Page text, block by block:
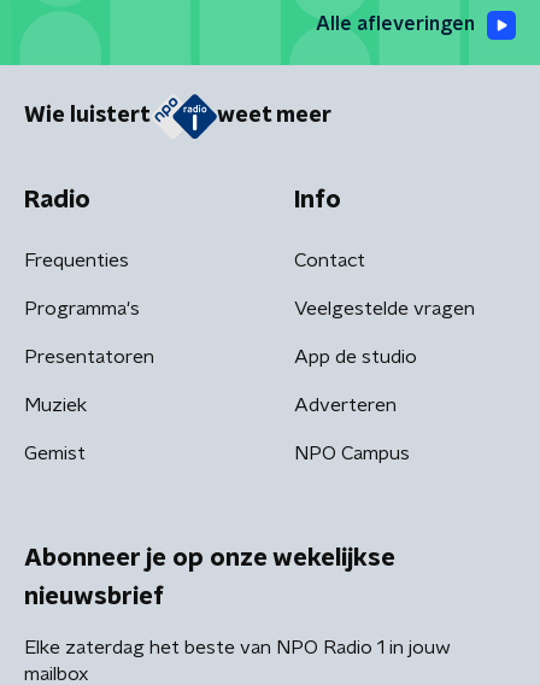
Alle afleveringen
Wie luistert weet meer
Radio
Frequenties
Programma's
Presentatoren
Muziek
Gemist
Info
Contact
Veelgestelde vragen
App de studio
Adverteren
NPO Campus
Abonneer je op onze wekelijkse
nieuwsbrief
Elke zaterdag het beste van NPO Radio 1 in jouw
mailbox